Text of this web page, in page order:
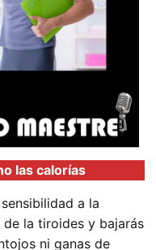
las calorías
a la
la tiroides y bajarás
ni ganas de